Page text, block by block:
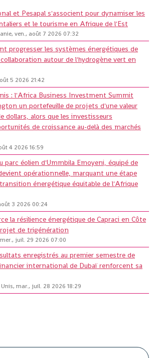
et Pesapal s'associent pour dynamiser les
et le tourisme en Afrique de l'Est
ven., août 7 2026 07:32
progresser les systèmes énergétiques de
autour de l'hydrogène vert en
5 2026 21:42
: l'Africa Business Investment Summit
un portefeuille de projets d'une valeur
dollars, alors que les investisseurs
de croissance au-delà des marchés
4 2026 16:59
parc éolien d'Ummbila Emoyeni, équipé de
opérationnelle, marquant une étape
énergétique équitable de l'Afrique
3 2026 00:24
la résilience énergétique de Capraci en Côte
de trigénération
juil. 29 2026 07:00
enregistrés au premier semestre de
international de Dubaï renforcent sa
mar., juil. 28 2026 18:29